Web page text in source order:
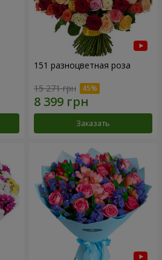
151 разноцветная роза
15 271 грн
Заказать